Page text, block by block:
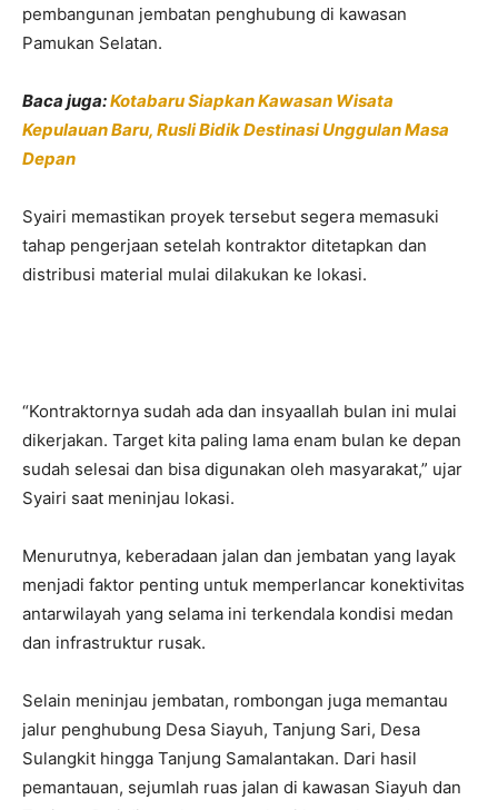
pembangunan jembatan penghubung di kawasan
Pamukan Selatan.
Baca juga:Kotabaru Siapkan Kawasan Wisata
Kepulauan Baru, Rusli Bidik Destinasi Unggulan Masa
Depan
Syairi memastikan proyek tersebut segera memasuki
tahap pengerjaan setelah kontraktor ditetapkan dan
distribusi material mulai dilakukan ke lokasi.
“Kontraktornya sudah ada dan insyaallah bulan ini mulai
dikerjakan. Target kita paling lama enam bulan ke depan
sudah selesai dan bisa digunakan oleh masyarakat,” ujar
Syairi saat meninjau lokasi.
Menurutnya, keberadaan jalan dan jembatan yang layak
menjadi faktor penting untuk memperlancar konektivitas
antarwilayah yang selama ini terkendala kondisi medan
dan infrastruktur rusak.
Selain meninjau jembatan, rombongan juga memantau
jalur penghubung Desa Siayuh, Tanjung Sari, Desa
Sulangkit hingga Tanjung Samalantakan. Dari hasil
pemantauan, sejumlah ruas jalan di kawasan Siayuh dan